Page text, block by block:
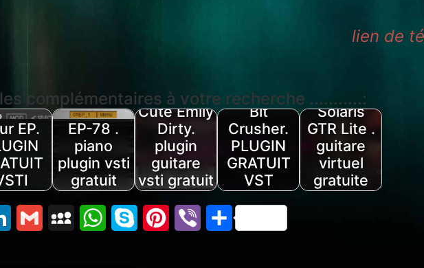
lien de
complémentaires à votre recherche ...........:
EP.
EP-78 .
piano
plugin vsti
gratuit
Cute Emily
Dirty.
plugin
guitare
vsti gratuit
Bit
Crusher.
PLUGIN
GRATUIT
VST
Solaris
GTR Lite .
guitare
virtuel
gratuite
LinkedInGmail MySpaceWhatsApp
Skype PinterestViber Partager